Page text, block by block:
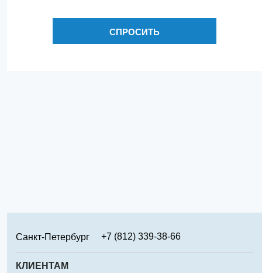
СПРОСИТЬ
Санкт-Петербург
+7 (812) 339-38-66
Москва
+7 (499) 346-65-02
КЛИЕНТАМ